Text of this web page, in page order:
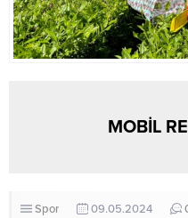
MOBİL
Spor 09.05.2024